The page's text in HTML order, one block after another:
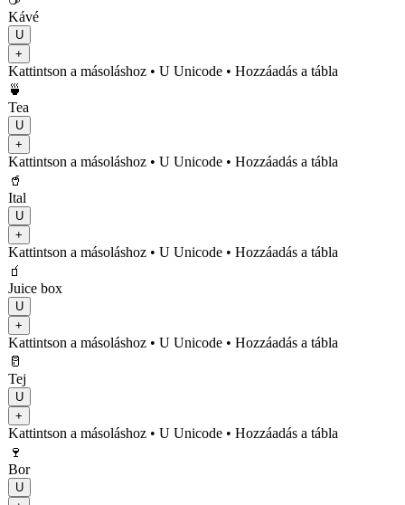
Kávé
U
+
Kattintson a másoláshoz • U Unicode • Hozzáadás a tábla
🍵
Tea
U
+
Kattintson a másoláshoz • U Unicode • Hozzáadás a tábla
🥤
Ital
U
+
Kattintson a másoláshoz • U Unicode • Hozzáadás a tábla
🧃
Juice box
U
+
Kattintson a másoláshoz • U Unicode • Hozzáadás a tábla
🥛
Tej
U
+
Kattintson a másoláshoz • U Unicode • Hozzáadás a tábla
🍷
Bor
U